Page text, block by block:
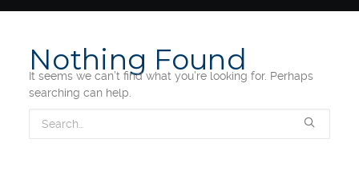
Nothing Found
It seems we can’t find what you’re looking for. Perhaps
searching can help.